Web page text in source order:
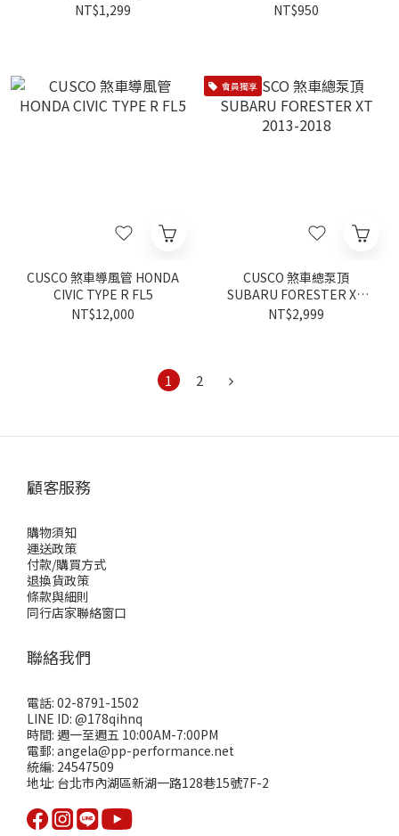
NT$1,299
NT$950
CUSCO 煞車導風管 HONDA
CIVIC TYPE R FL5
NT$12,000
會員獨享
CUSCO 煞車總泵頂
SUBARU FORESTER XT
2013-2018
NT$2,999
1 2
顧客服務
購物須知
運送政策
付款/購買方式
退換貨政策
條款與細則
同行店家聯絡窗口
聯絡我們
電話: 02-8791-1502
LINE ID: @178qihnq
時間: 週一至週五 10:00AM-7:00PM
電郵: angela@pp-performance.net
統編: 24547509
地址: 台北市內湖區新湖一路128巷15號7F-2